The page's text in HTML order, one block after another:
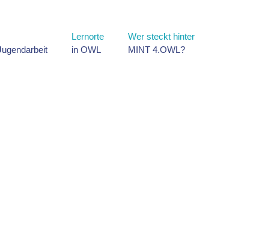
Lernorte
in OWL
Wer steckt hinter
MINT 4.OWL?